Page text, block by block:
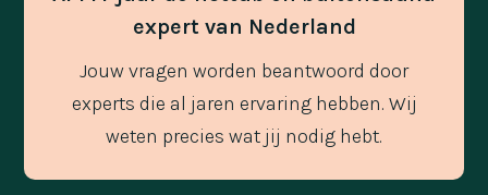
expert van Nederland
Jouw vragen worden beantwoord door
experts die al jaren ervaring hebben. Wij
weten precies wat jij nodig hebt.